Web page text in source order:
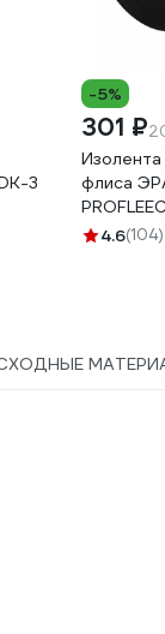
3
-5%
301 ₽
флиса
0,3 мм,
4.6(104)